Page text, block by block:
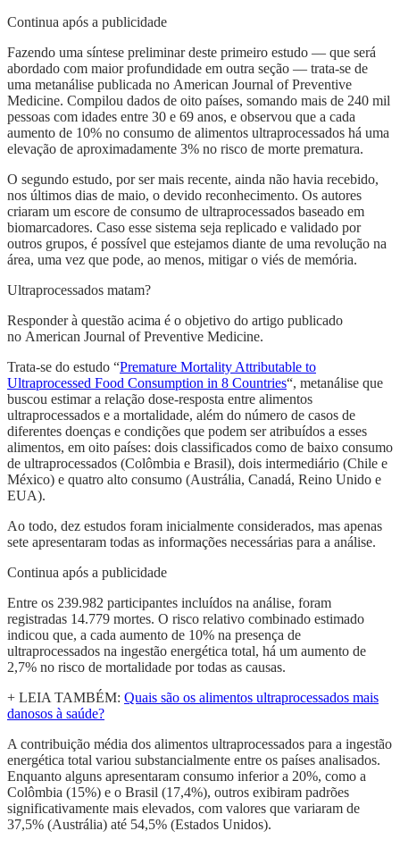
Continua após a publicidade
Fazendo uma síntese preliminar deste primeiro estudo — que será
abordado com maior profundidade em outra seção — trata-se de
uma metanálise publicada no American Journal of Preventive
Medicine. Compilou dados de oito países, somando mais de 240 mil
pessoas com idades entre 30 e 69 anos, e observou que a cada
aumento de 10% no consumo de alimentos ultraprocessados há uma
elevação de aproximadamente 3% no risco de morte prematura.
O segundo estudo, por ser mais recente, ainda não havia recebido,
nos últimos dias de maio, o devido reconhecimento. Os autores
criaram um escore de consumo de ultraprocessados baseado em
biomarcadores. Caso esse sistema seja replicado e validado por
outros grupos, é possível que estejamos diante de uma revolução na
área, uma vez que pode, ao menos, mitigar o viés de memória.
Ultraprocessados matam?
Responder à questão acima é o objetivo do artigo publicado
no American Journal of Preventive Medicine.
Trata-se do estudo “Premature Mortality Attributable to
Ultraprocessed Food Consumption in 8 Countries“, metanálise que
buscou estimar a relação dose-resposta entre alimentos
ultraprocessados e a mortalidade, além do número de casos de
diferentes doenças e condições que podem ser atribuídos a esses
alimentos, em oito países: dois classificados como de baixo consumo
de ultraprocessados (Colômbia e Brasil), dois intermediário (Chile e
México) e quatro alto consumo (Austrália, Canadá, Reino Unido e
EUA).
Ao todo, dez estudos foram inicialmente considerados, mas apenas
sete apresentaram todas as informações necessárias para a análise.
Continua após a publicidade
Entre os 239.982 participantes incluídos na análise, foram
registradas 14.779 mortes. O risco relativo combinado estimado
indicou que, a cada aumento de 10% na presença de
ultraprocessados na ingestão energética total, há um aumento de
2,7% no risco de mortalidade por todas as causas.
+ LEIA TAMBÉM: Quais são os alimentos ultraprocessados mais
danosos à saúde?
A contribuição média dos alimentos ultraprocessados para a ingestão
energética total variou substancialmente entre os países analisados.
Enquanto alguns apresentaram consumo inferior a 20%, como a
Colômbia (15%) e o Brasil (17,4%), outros exibiram padrões
significativamente mais elevados, com valores que variaram de
37,5% (Austrália) até 54,5% (Estados Unidos).